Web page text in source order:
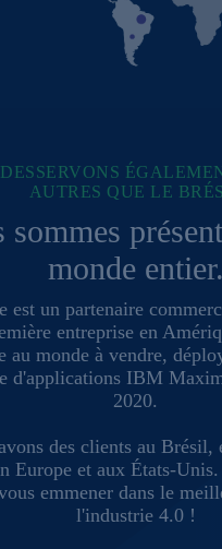
AUTRES QUE LE
sommes
monde entier.
est un partenaire
entreprise en
au monde à vendre,
d'applications IBM
2020.
des clients au Brésil,
Europe et aux États-
emmener dans le
l'industrie 4.0 !